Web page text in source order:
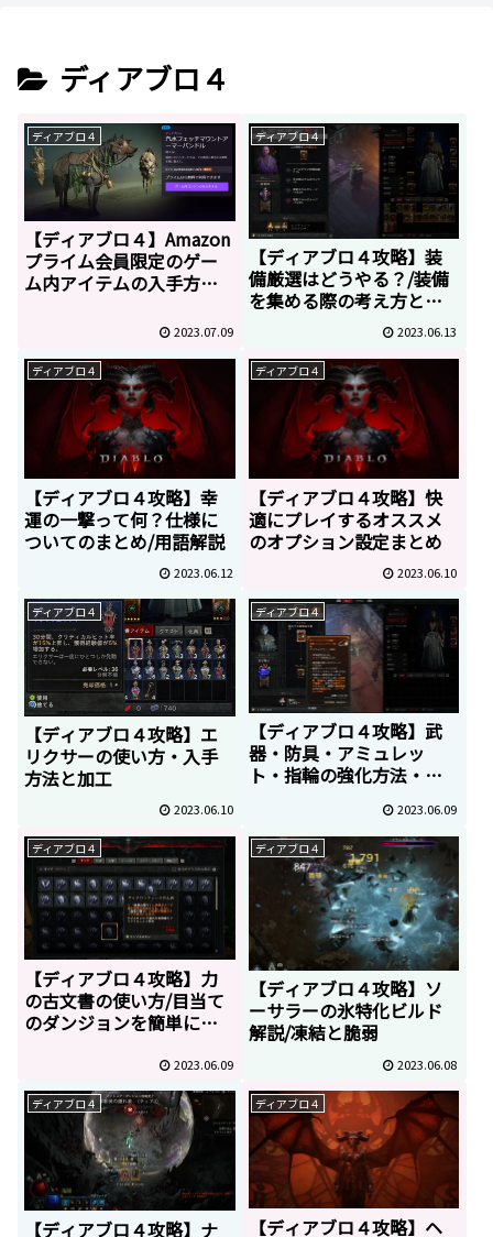
ディアブロ４
ディアブロ４
【ディアブロ４】Amazon
プライム会員限定のゲー
ム内アイテムの入手方法
2023.07.09
ディアブロ４
【ディアブロ４攻略】装
備厳選はどうやる？/装備
を集める際の考え方とコ
2023.06.13
ディアブロ４
【ディアブロ４攻略】幸
運の一撃って何？仕様に
ついてのまとめ/用語解説
2023.06.12
ディアブロ４
【ディアブロ４攻略】快
適にプレイするオススメ
のオプション設定まとめ
2023.06.10
ディアブロ４
【ディアブロ４攻略】エ
リクサーの使い方・入手
方法と加工
2023.06.10
ディアブロ４
【ディアブロ４攻略】武
器・防具・アミュレッ
ト・指輪の強化方法・場
2023.06.09
ディアブロ４
【ディアブロ４攻略】力
の古文書の使い方/目当て
のダンジョンを簡単に探
2023.06.09
ディアブロ４
【ディアブロ４攻略】ソ
ーサラーの氷特化ビルド
解説/凍結と脆弱
2023.06.08
ディアブロ４
【ディアブロ４攻略】ナ
ディアブロ４
【ディアブロ４攻略】ヘ